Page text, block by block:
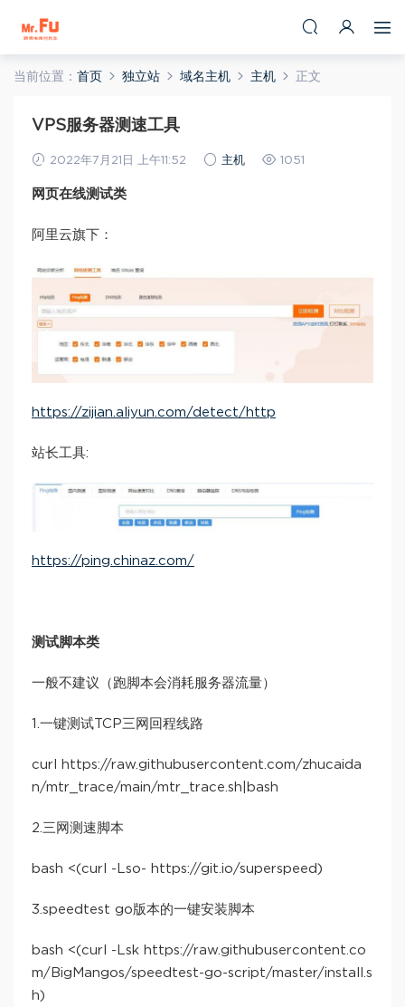
当前位置： 首页 独立站 域名主机 主机 正文
VPS服务器测速工具
2022年7月21日 上午11:52 主机 1051
网页在线测试类
阿里云旗下：
https://zijian.aliyun.com/detect/http
站长工具:
https://ping.chinaz.com/
测试脚本类
一般不建议（跑脚本会消耗服务器流量）
1.一键测试TCP三网回程线路
curl https://raw.githubusercontent.com/zhucaida
n/mtr_trace/main/mtr_trace.sh|bash
2.三网测速脚本
bash <(curl -Lso- https://git.io/superspeed)
3.speedtest go版本的一键安装脚本
bash <(curl -Lsk https://raw.githubusercontent.co
m/BigMangos/speedtest-go-script/master/install.s
h)